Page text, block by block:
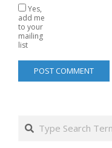
Yes,
add me
to your
mailing
list
Search